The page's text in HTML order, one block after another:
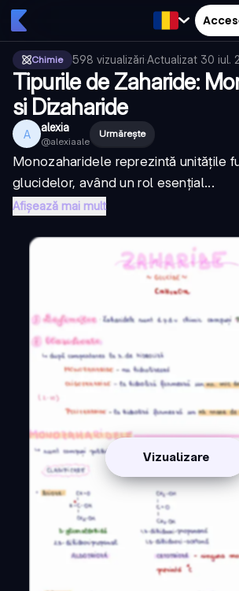
Chimie 598 vizualizări·Actualizat 30 iul.
Tipurile de Zaharide:
si Dizaharide
A alexia
@alexiaale
Urmărește
Monozaharidele reprezintă unitățile
glucidelor, având un rol esențial...
Afișează mai mult
Vizualizare